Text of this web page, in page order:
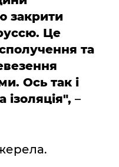
закрити
Це
та
Ось так і
ізоляція", –